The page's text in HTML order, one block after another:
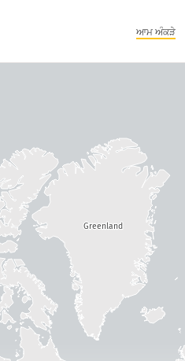
ਆਮ ਅੰਕੜੇ
Greenland